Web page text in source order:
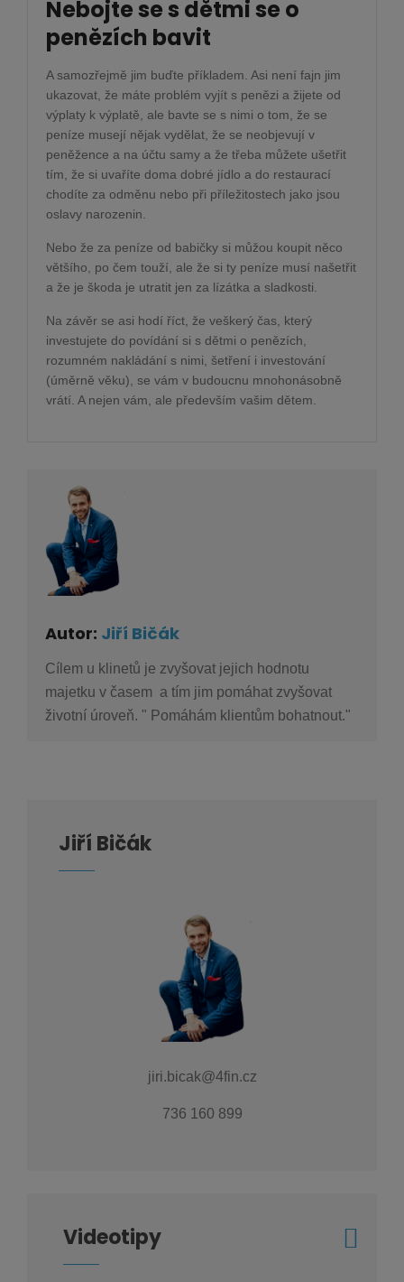
Nebojte se s dětmi se o
penězích bavit
A samozřejmě jim buďte příkladem. Asi není fajn jim
ukazovat, že máte problém vyjít s penězi a žijete od
výplaty k výplatě, ale bavte se s nimi o tom, že se
peníze musejí nějak vydělat, že se neobjevují v
peněžence a na účtu samy a že třeba můžete ušetřit
tím, že si uvaříte doma dobré jídlo a do restaurací
chodíte za odměnu nebo při příležitostech jako jsou
oslavy narozenin.
Nebo že za peníze od babičky si můžou koupit něco
většího, po čem touží, ale že si ty peníze musí našetřit
a že je škoda je utratit jen za lízátka a sladkosti.
Na závěr se asi hodí říct, že veškerý čas, který
investujete do povídání si s dětmi o penězích,
rozumném nakládání s nimi, šetření i investování
(úměrně věku), se vám v budoucnu mnohonásobně
vrátí. A nejen vám, ale především vašim dětem.
Autor: Jiří Bičák
Cílem u klinetů je zvyšovat jejich hodnotu
majetku v časem a tím jim pomáhat zvyšovat
životní úroveň. " Pomáhám klientům bohatnout."
Jiří Bičák
jiri.bicak@4fin.cz
736 160 899
Videotipy